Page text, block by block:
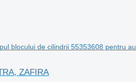
blocului de cilindrii 55353608 pentru
ZAFIRA